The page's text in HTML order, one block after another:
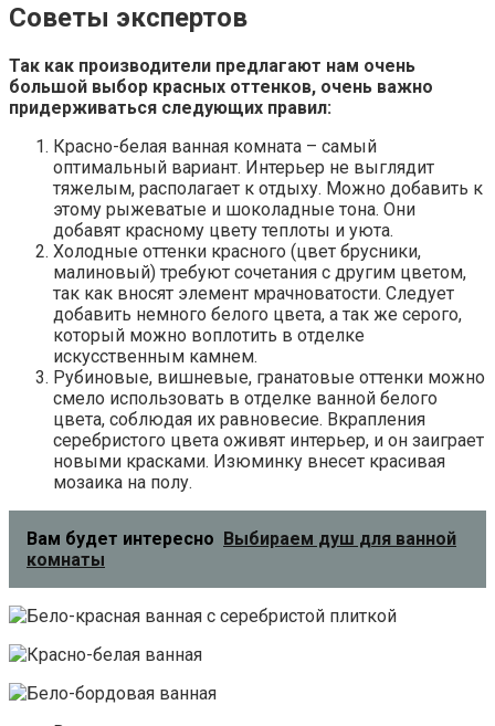
Советы экспертов
Так как производители предлагают нам очень
большой выбор красных оттенков, очень важно
придерживаться следующих правил:
Красно-белая ванная комната – самый
оптимальный вариант. Интерьер не выглядит
тяжелым, располагает к отдыху. Можно добавить к
этому рыжеватые и шоколадные тона. Они
добавят красному цвету теплоты и уюта.
Холодные оттенки красного (цвет брусники,
малиновый) требуют сочетания с другим цветом,
так как вносят элемент мрачноватости. Следует
добавить немного белого цвета, а так же серого,
который можно воплотить в отделке
искусственным камнем.
Рубиновые, вишневые, гранатовые оттенки можно
смело использовать в отделке ванной белого
цвета, соблюдая их равновесие. Вкрапления
серебристого цвета оживят интерьер, и он заиграет
новыми красками. Изюминку внесет красивая
мозаика на полу.
Вам будет интересно Выбираем душ для ванной
комнаты